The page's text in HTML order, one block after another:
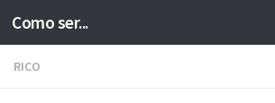
Skip to content
Como ser...
RICO